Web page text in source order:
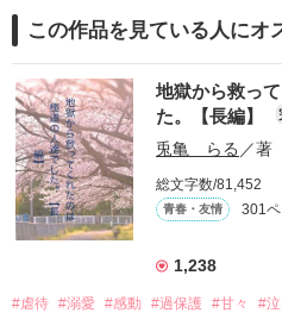
この作品を見ている人にオ
地獄から救っ
た。【長編】
兎亀 らる ／著
総文字数/81,452
青春・友情 301
1,238
#虐待 #溺愛 #感動 #過保護 #甘々 #